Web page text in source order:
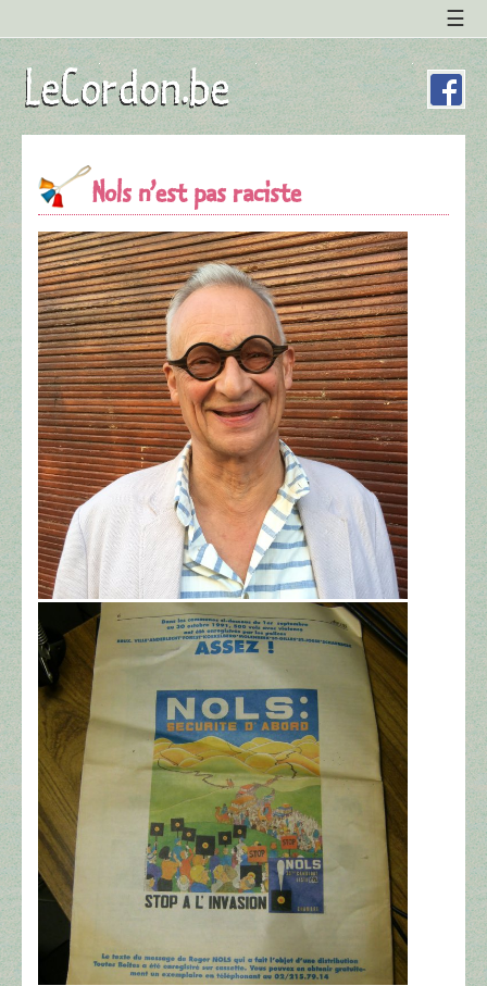
Nols n’est pas raciste